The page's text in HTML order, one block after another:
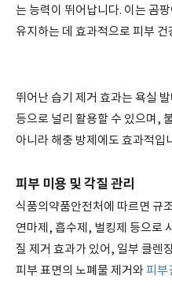
는 능력이 뛰어납니다. 이는 곰
유지하는 데 효과적으로 피부
뛰어난 습기 제거 효과는 욕실
등으로 널리 활용할 수 있으며,
아니라 해충 방제에도 효과적입
피부 미용 및 각질 관리
식품의약품안전처에 따르면 규
연마제, 흡수제, 벌킹제 등으로
질 제거 효과가 있어, 일부 클렌
피부 표면의 노폐물 제거와피부